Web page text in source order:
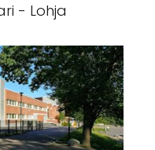
- Lohja